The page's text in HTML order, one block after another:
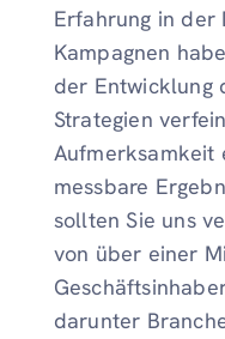
Erfahrung in der
Kampagnen
der Entwicklung
Strategien
Aufmerksamkeit
messbare
sollten Sie uns
von über einer
darunter